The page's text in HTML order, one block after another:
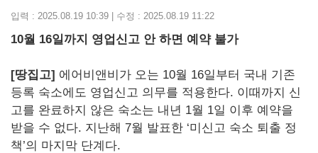
입력 : 2025.08.19 10:39 | 수정 : 2025.08.19 11:22
10월 16일까지 영업신고 안 하면 예약 불가
[땅집고] 에어비앤비가 오는 10월 16일부터 국내 기존
등록 숙소에도 영업신고 의무를 적용한다. 이때까지 신
고를 완료하지 않은 숙소는 내년 1월 1일 이후 예약을
받을 수 없다. 지난해 7월 발표한 ‘미신고 숙소 퇴출 정
책’의 마지막 단계다.